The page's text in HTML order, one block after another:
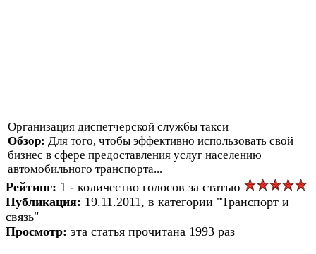
Организация диспетчерской службы такси
Обзор: Для того, чтобы эффективно использовать свой
бизнес в сфере предоставления услуг населению
автомобильного транспорта...
Рейтинг: 1 - количество голосов за статью
Публикация: 19.11.2011, в категории "Транспорт и
связь"
Просмотр: эта статья прочитана 1993 раз